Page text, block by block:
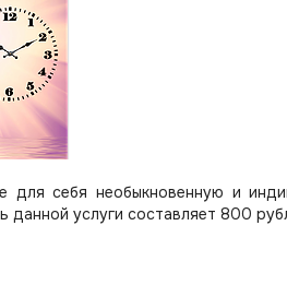
для себя необыкновенную и
данной услуги составляет 800